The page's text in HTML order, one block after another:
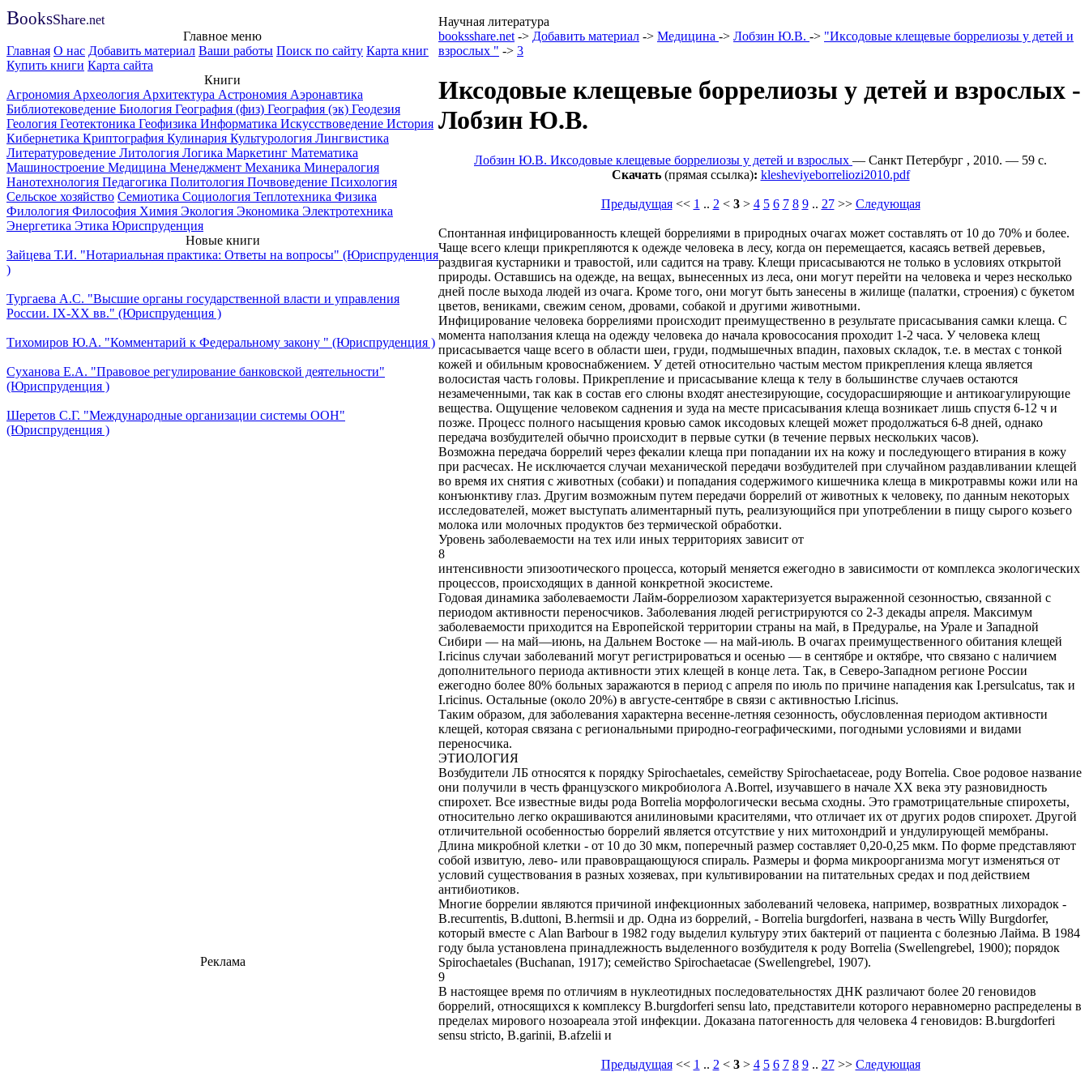
BooksShare.net
Научная литература
Главное меню
Главная О нас Добавить материал Ваши работы Поиск по сайту Карта книг
Купить книги Карта сайта
Книги
Агрономия Археология Архитектура Астрономия Аэронавтика
Библиотековедение Биология География (физ) География (эк) Геодезия
Геология Геотектоника Геофизика Информатика Искусствоведение История
Кибернетика Криптография Кулинария Культурология Лингвистика
Литературоведение Литология Логика Маркетинг Математика
Машиностроение Медицина Менеджмент Механика Минералогия
Нанотехнология Педагогика Политология Почвоведение Психология
Сельское хозяйство Семиотика Социология Теплотехника Физика
Филология Философия Химия Экология Экономика Электротехника
Энергетика Этика Юриспруденция
Новые книги
Зайцева Т.И. "Нотариальная практика: Ответы на вопросы" (Юриспруденция
)
Тургаева А.С. "Высшие органы государственной власти и управления
России. IХ-ХХ вв." (Юриспруденция )
Тихомиров Ю.А. "Комментарий к Федеральному закону " (Юриспруденция )
Суханова Е.А. "Правовое регулирование банковской деятельности"
(Юриспруденция )
Шеретов С.Г. "Международные организации системы ООН"
(Юриспруденция )
booksshare.net -> Добавить материал -> Медицина -> Лобзин Ю.В. -> "Иксодовые клещевые боррелиозы у детей и
взрослых " -> 3
Иксодовые клещевые боррелиозы у детей и взрослых -
Лобзин Ю.В.
Лобзин Ю.В. Иксодовые клещевые боррелиозы у детей и взрослых — Санкт Петербург , 2010. — 59 c.
Скачать(прямая ссылка): klesheviyeborreliozi2010.pdf
Предыдущая<< 1 .. 2 < 3> 4 5 6 7 8 9.. 27>> Следующая
Спонтанная инфицированность клещей боррелиями в природных очагах может составлять от 10 до 70% и более.
Чаще всего клещи прикрепляются к одежде человека в лесу, когда он перемещается, касаясь ветвей деревьев,
раздвигая кустарники и травостой, или садится на траву. Клещи присасываются не только в условиях открытой
природы. Оставшись на одежде, на вещах, вынесенных из леса, они могут перейти на человека и через несколько
дней после выхода людей из очага. Кроме того, они могут быть занесены в жилище (палатки, строения) с букетом
цветов, вениками, свежим сеном, дровами, собакой и другими животными.
Инфицирование человека боррелиями происходит преимущественно в результате присасывания самки клеща. С
момента наползания клеща на одежду человека до начала кровососания проходит 1-2 часа. У человека клещ
присасывается чаще всего в области шеи, груди, подмышечных впадин, паховых складок, т.е. в местах с тонкой
кожей и обильным кровоснабжением. У детей относительно частым местом прикрепления клеща является
волосистая часть головы. Прикрепление и присасывание клеща к телу в большинстве случаев остаются
незамеченными, так как в состав его слюны входят анестезирующие, сосудорасширяющие и антикоагулирующие
вещества. Ощущение человеком саднения и зуда на месте присасывания клеща возникает лишь спустя 6-12 ч и
позже. Процесс полного насыщения кровью самок иксодовых клещей может продолжаться 6-8 дней, однако
передача возбудителей обычно происходит в первые сутки (в течение первых нескольких часов).
Возможна передача боррелий через фекалии клеща при попадании их на кожу и последующего втирания в кожу
при расчесах. Не исключается случаи механической передачи возбудителей при случайном раздавливании клещей
во время их снятия с животных (собаки) и попадания содержимого кишечника клеща в микротравмы кожи или на
конъюнктиву глаз. Другим возможным путем передачи боррелий от животных к человеку, по данным некоторых
исследователей, может выступать алиментарный путь, реализующийся при употреблении в пищу сырого козьего
молока или молочных продуктов без термической обработки.
Уровень заболеваемости на тех или иных территориях зависит от
8
интенсивности эпизоотического процесса, который меняется ежегодно в зависимости от комплекса экологических
процессов, происходящих в данной конкретной экосистеме.
Годовая динамика заболеваемости Лайм-боррелиозом характеризуется выраженной сезонностью, связанной с
периодом активности переносчиков. Заболевания людей регистрируются со 2-3 декады апреля. Максимум
заболеваемости приходится на Европейской территории страны на май, в Предуралье, на Урале и Западной
Сибири — на май—июнь, на Дальнем Востоке — на май-июль. В очагах преимущественного обитания клещей
I.ricinus случаи заболеваний могут регистрироваться и осенью — в сентябре и октябре, что связано с наличием
дополнительного периода активности этих клещей в конце лета. Так, в Северо-Западном регионе России
ежегодно более 80% больных заражаются в период с апреля по июль по причине нападения как I.persulcatus, так и
I.ricinus. Остальные (около 20%) в августе-сентябре в связи с активностью I.ricinus.
Таким образом, для заболевания характерна весенне-летняя сезонность, обусловленная периодом активности
клещей, которая связана с региональными природно-географическими, погодными условиями и видами
переносчика.
ЭТИОЛОГИЯ
Возбудители ЛБ относятся к порядку Spirochaetales, семейству Spirochaetaceae, роду Borrelia. Свое родовое название
они получили в честь французского микробиолога A.Borrel, изучавшего в начале ХХ века эту разновидность
спирохет. Все известные виды рода Borrelia морфологически весьма сходны. Это грамотрицательные спирохеты,
относительно легко окрашиваются анилиновыми красителями, что отличает их от других родов спирохет. Другой
отличительной особенностью боррелий является отсутствие у них митохондрий и ундулирующей мембраны.
Длина микробной клетки - от 10 до 30 мкм, поперечный размер составляет 0,20-0,25 мкм. По форме представляют
собой извитую, лево- или правовращающуюся спираль. Размеры и форма микроорганизма могут изменяться от
условий существования в разных хозяевах, при культивировании на питательных средах и под действием
антибиотиков.
Многие боррелии являются причиной инфекционных заболеваний человека, например, возвратных лихорадок -
B.recurrentis, B.duttoni, B.hermsii и др. Одна из боррелий, - Borrelia burgdorferi, названа в честь Willy Burgdorfer,
который вместе с Alan Barbour в 1982 году выделил культуру этих бактерий от пациента с болезнью Лайма. В 1984
году была установлена принадлежность выделенного возбудителя к роду Borrelia (Swellengrebel, 1900); порядок
Spirochaetales (Buchanan, 1917); семейство Spirochaetacae (Swellengrebel, 1907).
9
В настоящее время по отличиям в нуклеотидных последовательностях ДНК различают более 20 геновидов
боррелий, относящихся к комплексу B.burgdorferi sensu lato, представители которого неравномерно распределены в
пределах мирового нозоареала этой инфекции. Доказана патогенность для человека 4 геновидов: B.burgdorferi
sensu stricto, B.garinii, B.afzelii и
Предыдущая<< 1 .. 2 < 3> 4 5 6 7 8 9.. 27>> Следующая
Реклама